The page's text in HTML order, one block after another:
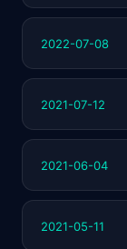
2022-07-08
2021-07-12
2021-06-04
2021-05-11